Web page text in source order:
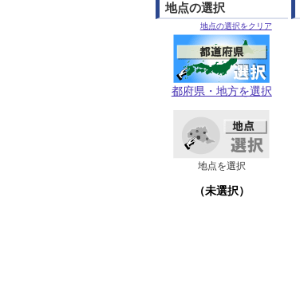
地点の選択
地点の選択をクリア
都府県・地方を選択
地点を選択
（未選択）